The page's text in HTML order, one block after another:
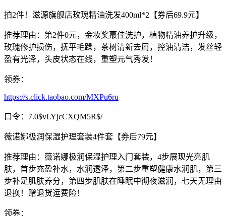
拍2件！滋源旗舰店玫瑰精油洗发400ml*2【券后69.9元】
推荐理由：第2件0元，金妆奖蕞佳洗护，植物精油养护升级，
玫瑰修护损伤，抚平毛躁，茶树清新去屑，控油清洁，发丝轻
盈有光泽，头皮状态在线，重塑元气秀发！
领券：
https://s.click.taobao.com/MXPu6ru
口令：7.0$vLYjcCXQM5R$/
薇诺娜极润保湿护理套装4件套【券后79元】
推荐理由：薇诺娜极润保湿护理入门套装，4步展现光亮肌
肤，首步充盈补水，水润透泽，第二步重塑健康水润肌，第三
步补足肌肤养分，第四步肌肤在睡眠中彻夜滋润，七天无理由
退换！赠退货运费险！
领券：